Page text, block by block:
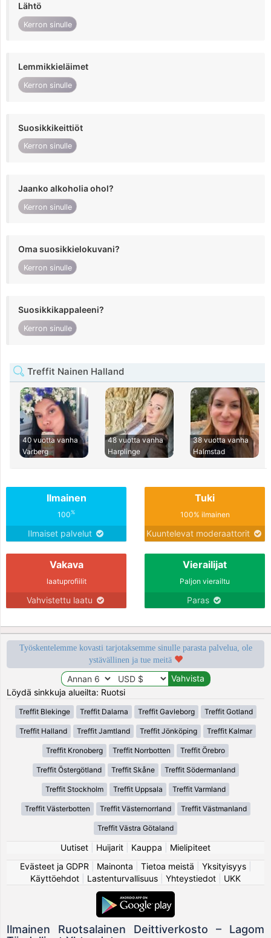
Lähtö
Kerron sinulle
Lemmikkieläimet
Kerron sinulle
Suosikkikeittiöt
Kerron sinulle
Jaanko alkoholia ohol?
Kerron sinulle
Oma suosikkielokuvani?
Kerron sinulle
Suosikkikappaleeni?
Kerron sinulle
Treffit Nainen Halland
40 vuotta vanha
Varberg
48 vuotta vanha
Harplinge
38 vuotta vanha
Halmstad
Ilmainen
100%
Ilmaiset palvelut
Tuki
100% ilmainen
Kuuntelevat moderaattorit
Vakava
laatuprofiilit
Vahvistettu laatu
Vierailijat
Paljon vierailtu
Paras
Työskentelemme kovasti tarjotaksemme sinulle parasta palvelua, ole
ystävällinen ja tue meitä
Löydä sinkkuja alueilta: Ruotsi
Treffit Blekinge Treffit Dalarna Treffit Gavleborg Treffit Gotland
Treffit Halland Treffit Jamtland Treffit Jönköping Treffit Kalmar
Treffit Kronoberg Treffit Norrbotten Treffit Örebro
Treffit Östergötland Treffit Skåne Treffit Södermanland
Treffit Stockholm Treffit Uppsala Treffit Varmland
Treffit Västerbotten Treffit Västernorrland Treffit Västmanland
Treffit Västra Götaland
Uutiset Huijarit Kauppa
Mielipiteet
Evästeet ja GDPR
Mainonta Tietoa meistä Yksityisyys|
Käyttöehdot
Lastenturvallisuus Yhteystiedot UKK
Ilmainen Ruotsalainen Deittiverkosto – Lagom